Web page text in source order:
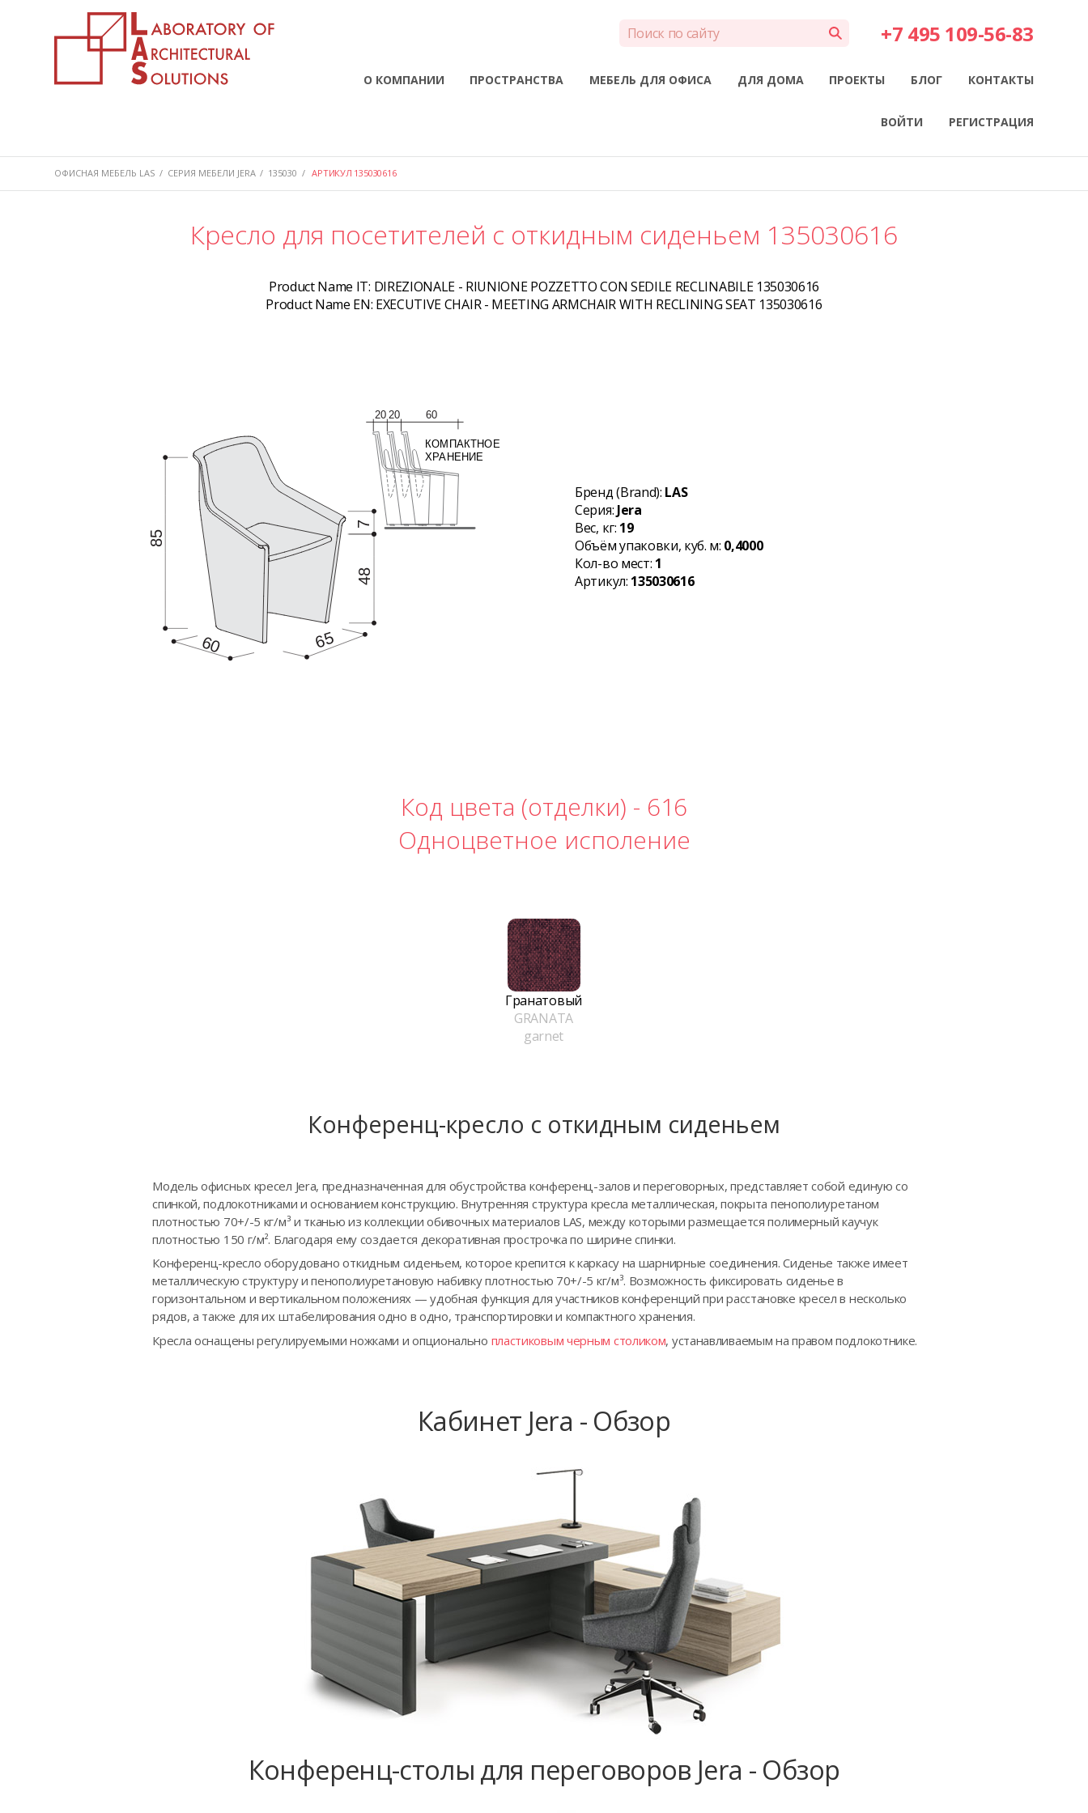
+7 495 109-56-83
О КОМПАНИИ ПРОСТРАНСТВА МЕБЕЛЬ ДЛЯ ОФИСА ДЛЯ ДОМА ПРОЕКТЫ БЛОГ КОНТАКТЫ
ВОЙТИ РЕГИСТРАЦИЯ
ОФИСНАЯ МЕБЕЛЬ LAS / СЕРИЯ МЕБЕЛИ JERA / 135030 / АРТИКУЛ 135030616
Кресло для посетителей с откидным сиденьем 135030616
Product Name IT: DIREZIONALE - RIUNIONE POZZETTO CON SEDILE RECLINABILE 135030616
Product Name EN: EXECUTIVE CHAIR - MEETING ARMCHAIR WITH RECLINING SEAT 135030616
Бренд (Brand): LAS
Серия: Jera
Вес, кг: 19
Объём упаковки, куб. м: 0,4000
Кол-во мест: 1
Артикул: 135030616
Код цвета (отделки) - 616
Одноцветное исполение
Гранатовый
GRANATA
garnet
Конференц-кресло с откидным сиденьем
Модель офисных кресел Jera, предназначенная для обустройства конференц-залов и переговорных, представляет собой единую со
спинкой, подлокотниками и основанием конструкцию. Внутренняя структура кресла металлическая, покрыта пенополиуретаном
плотностью 70+/-5 кг/м³ и тканью из коллекции обивочных материалов LAS, между которыми размещается полимерный каучук
плотностью 150 г/м². Благодаря ему создается декоративная прострочка по ширине спинки.
Конференц-кресло оборудовано откидным сиденьем, которое крепится к каркасу на шарнирные соединения. Сиденье также имеет
металлическую структуру и пенополиуретановую набивку плотностью 70+/-5 кг/м³. Возможность фиксировать сиденье в
горизонтальном и вертикальном положениях — удобная функция для участников конференций при расстановке кресел в несколько
рядов, а также для их штабелирования одно в одно, транспортировки и компактного хранения.
Кресла оснащены регулируемыми ножками и опционально пластиковым черным столиком, устанавливаемым на правом подлокотнике.
Кабинет Jera - Обзор
Конференц-столы для переговоров Jera - Обзор